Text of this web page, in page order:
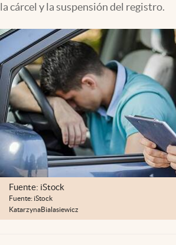
Lifestyle
USA
la cárcel y la suspensión del registro.
Fuente: iStock
Fuente: iStock
KatarzynaBialasiewicz